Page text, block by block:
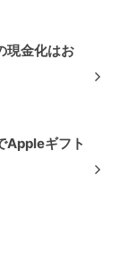
現金化はお
Appleギフト